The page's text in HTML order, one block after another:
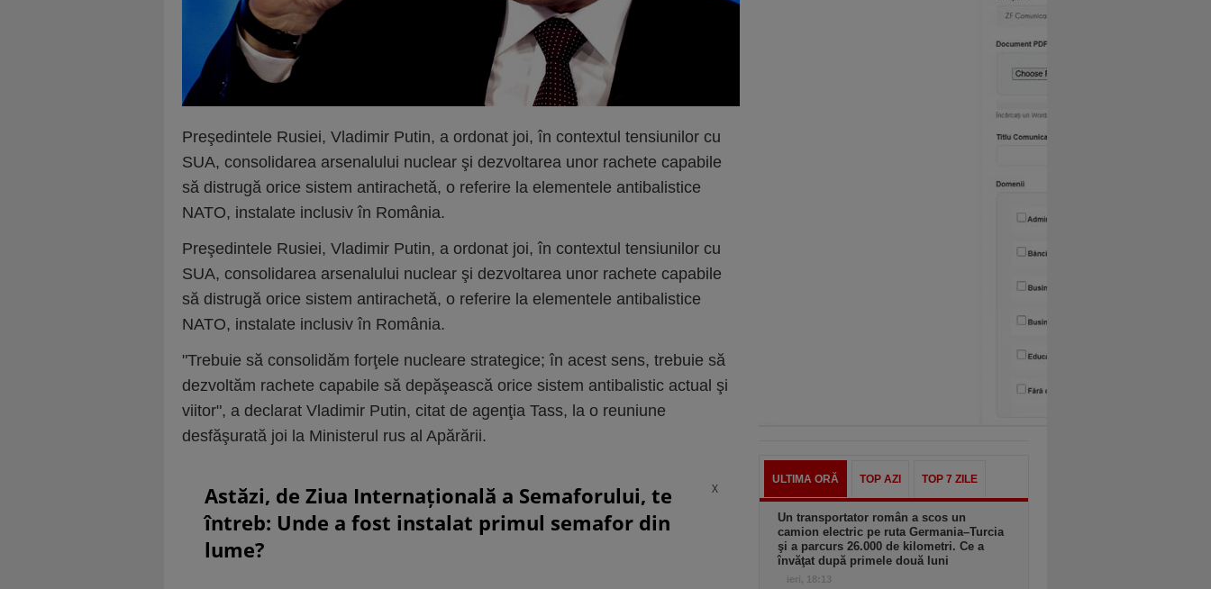
Preşedintele Rusiei, Vladimir Putin, a ordonat joi, în contextul tensiunilor cu
SUA, consolidarea arsenalului nuclear şi dezvoltarea unor rachete capabile
să distrugă orice sistem antirachetă, o referire la elementele antibalistice
NATO, instalate inclusiv în România.
Preşedintele Rusiei, Vladimir Putin, a ordonat joi, în contextul tensiunilor cu
SUA, consolidarea arsenalului nuclear şi dezvoltarea unor rachete capabile
să distrugă orice sistem antirachetă, o referire la elementele antibalistice
NATO, instalate inclusiv în România.
"Trebuie să consolidăm forţele nucleare strategice; în acest sens, trebuie să
dezvoltăm rachete capabile să depăşească orice sistem antibalistic actual şi
viitor", a declarat Vladimir Putin, citat de agenţia Tass, la o reuniune
desfăşurată joi la Ministerul rus al Apărării.
X
Astăzi, de Ziua Internațională a Semaforului, te
întreb: Unde a fost instalat primul semafor din
lume?
ULTIMA ORĂ TOP AZI TOP 7 ZILE
Un transportator român a scos un
camion electric pe ruta Germania–Turcia
şi a parcurs 26.000 de kilometri. Ce a
învăţat după primele două luni
ieri, 18:13